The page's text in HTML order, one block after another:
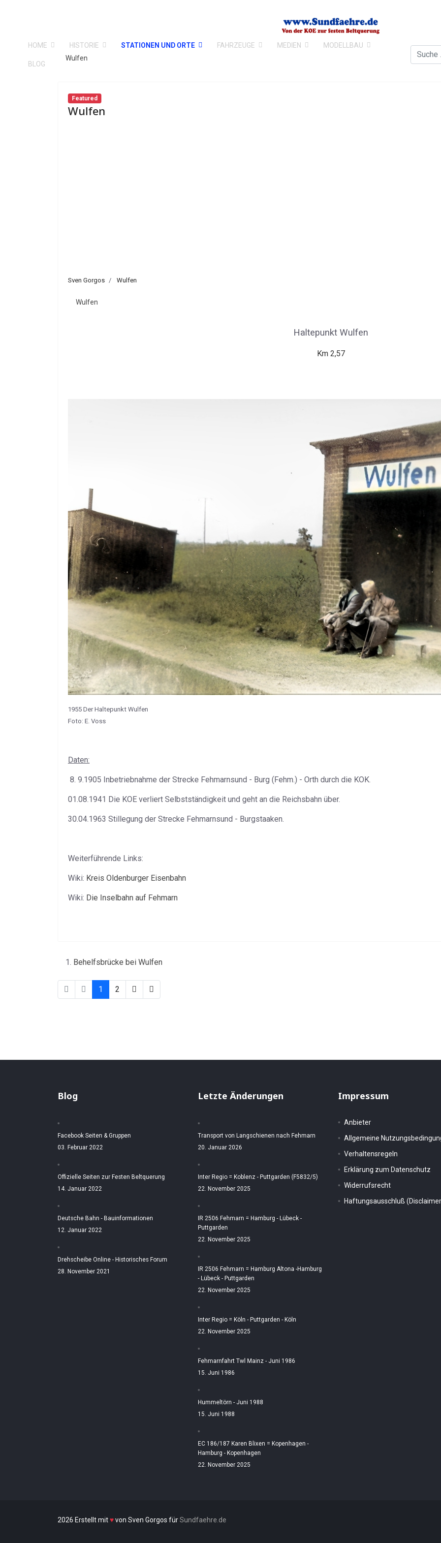
HOME HISTORIE STATIONEN UND ORTE FAHRZEUGE MEDIEN MODELLBAU
BLOG
Suchen
Wulfen
Featured
Wulfen
Sven Gorgos Wulfen
Wulfen
Haltepunkt Wulfen
Km 2,57
1955 Der Haltepunkt Wulfen
Foto: E. Voss
Daten:
8. 9.1905 Inbetriebnahme der Strecke Fehmarnsund - Burg (Fehm.) - Orth durch die KOK.
01.08.1941 Die KOE verliert Selbstständigkeit und geht an die Reichsbahn über.
30.04.1963 Stillegung der Strecke Fehmarnsund - Burgstaaken.
Weiterführende Links:
Wiki: Kreis Oldenburger Eisenbahn
Wiki: Die Inselbahn auf Fehmarn
Behelfsbrücke bei Wulfen
1 2
Blog
Facebook Seiten & Gruppen
03. Februar 2022
Offizielle Seiten zur Festen Beltquerung
14. Januar 2022
Deutsche Bahn - Bauinformationen
12. Januar 2022
Drehscheibe Online - Historisches Forum
28. November 2021
Letzte Änderungen
Transport von Langschienen nach Fehmarn
20. Januar 2026
Inter Regio = Koblenz - Puttgarden (F5832/5)
22. November 2025
IR 2506 Fehmarn = Hamburg - Lübeck -
Puttgarden
22. November 2025
IR 2506 Fehmarn = Hamburg Altona -Hamburg
- Lübeck - Puttgarden
22. November 2025
Inter Regio = Köln - Puttgarden - Köln
22. November 2025
Fehmarnfahrt Twl Mainz - Juni 1986
15. Juni 1986
Hummeltörn - Juni 1988
15. Juni 1988
EC 186/187 Karen Blixen = Kopenhagen -
Hamburg - Kopenhagen
22. November 2025
Impressum
Anbieter
Allgemeine
Verhaltensregeln
Erklärung zum Datenschutz
Widerrufsrecht
Haftungsausschluß
2026 Erstellt mit♥von Sven Gorgos fürSundfaehre.de